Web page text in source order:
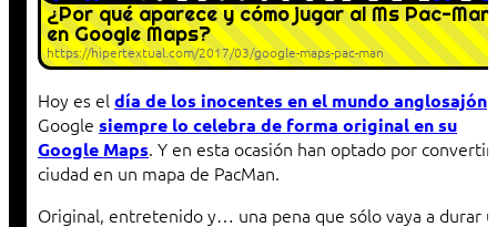
¿Por qué aparece y cómo jugar al Ms Pac-Man
en Google Maps?
https://hipertextual.com/2017/03/google-maps-pac-man
Hoy es el día de los inocentes en el mundo anglosajón
Google siempre lo celebra de forma original en su
Google Maps. Y en esta ocasión han optado por convertir
ciudad en un mapa de PacMan.
Original, entretenido y… una pena que sólo vaya a durar